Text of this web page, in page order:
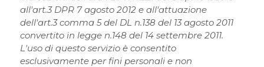
all'art.3 DPR 7 agosto 2012 e all'attuazione
dell'art.3 comma 5 del DL n.138 del 13 agosto 2011
convertito in legge n.148 del 14 settembre 2011.
L'uso di questo servizio è consentito
esclusivamente per fini personali e non